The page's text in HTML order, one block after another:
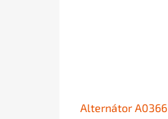
Alternátor A0366